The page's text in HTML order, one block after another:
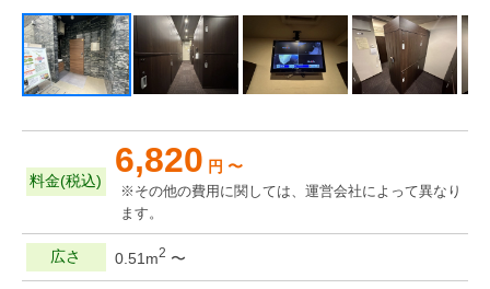
料金(税込)
6,820 円 〜
※その他の費用に関しては、運営会社によって異なり
ます。
広さ 0.51m2 〜